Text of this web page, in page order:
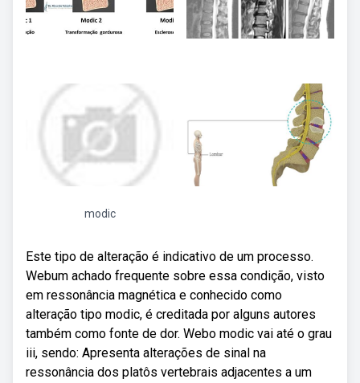
modic
Este tipo de alteração é indicativo de um processo.
Webum achado frequente sobre essa condição, visto
em ressonância magnética e conhecido como
alteração tipo modic, é creditada por alguns autores
também como fonte de dor. Webo modic vai até o grau
iii, sendo: Apresenta alterações de sinal na
ressonância dos platôs vertebrais adjacentes a um